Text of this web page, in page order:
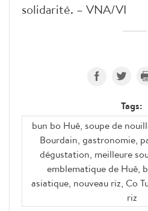
solidarité. – VNA/VI
Tags:
bun bo Huê, soupe de
Bourdain, gastronomie,
dégustation, meilleure
emblematique de Huê,
asiatique, nouveau riz, Co
riz